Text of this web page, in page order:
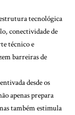
tecnológica
conectividade de
técnico e
barreiras de
desde os
apenas prepara
também estimula